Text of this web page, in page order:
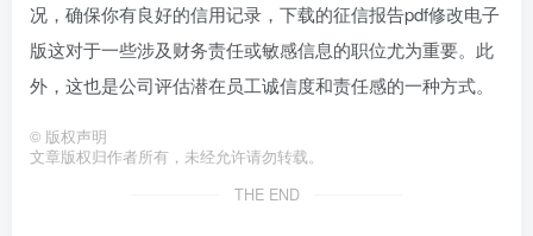
况，确保你有良好的信用记录，下载的征信报告pdf修改电子
版这对于一些涉及财务责任或敏感信息的职位尤为重要。此
外，这也是公司评估潜在员工诚信度和责任感的一种方式。
© 版权声明
文章版权归作者所有，未经允许请勿转载。
THE END